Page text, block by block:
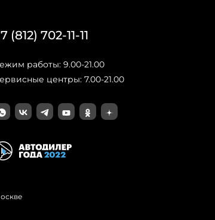
(812) 702-11-11
работы: 9.00-21.00
центры: 7.00-21.00